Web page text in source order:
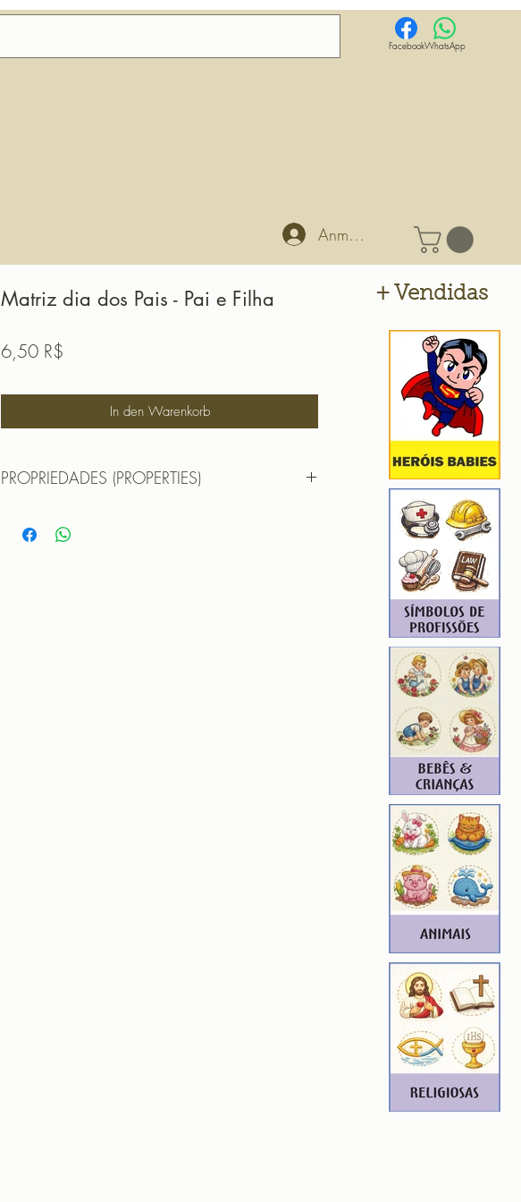
FacebookWhatsApp
Anmelden
Matriz dia dos Pais - Pai e Filha
6,50 R$
In den Warenkorb
PROPRIEDADES (PROPERTIES)
TAMANHO (SIZE) : 10cm X14cm
+ Vendidas